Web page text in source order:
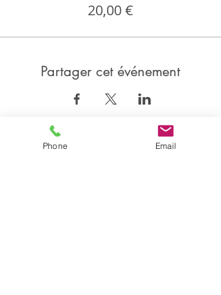
20,00 €
Partager cet événement
Phone Email